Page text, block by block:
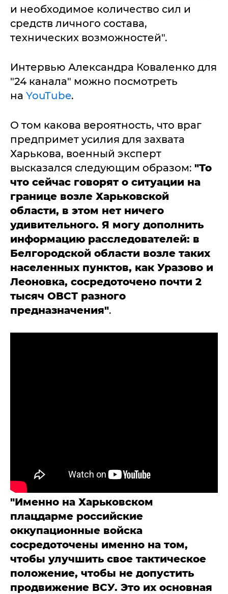
и необходимое количество сил и
средств личного состава,
технических возможностей".
Интервью Александра Коваленко для
"24 канала" можно посмотреть
на YouTube.
О том какова вероятность, что враг
предпримет усилия для захвата
Харькова, военный эксперт
высказался следующим образом: "То
что сейчас говорят о ситуации на
границе возле Харьковской
области, в этом нет ничего
удивительного. Я могу дополнить
информацию расследователей: в
Белгородской области возле таких
населенных пунктов, как Уразово и
Леоновка, сосредоточено почти 2
тысяч ОВСТ разного
предназначения".
"Именно на Харьковском
плацдарме российские
оккупационные войска
сосредоточены именно на том,
чтобы улучшить свое тактическое
положение, чтобы не допустить
продвижение ВСУ. Это их основная